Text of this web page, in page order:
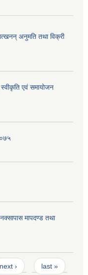
अनुमति तथा विक्री
स्वीकृति एवं समायोजन
मापदण्ड तथा
next › last »